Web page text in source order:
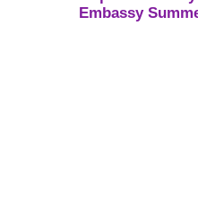
Embassy